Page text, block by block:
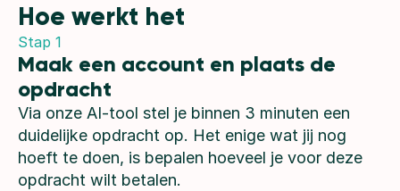
Hoe werkt het
Stap 1
Maak een account en plaats de
opdracht
Via onze AI-tool stel je binnen 3 minuten een
duidelijke opdracht op. Het enige wat jij nog
hoeft te doen, is bepalen hoeveel je voor deze
opdracht wilt betalen.